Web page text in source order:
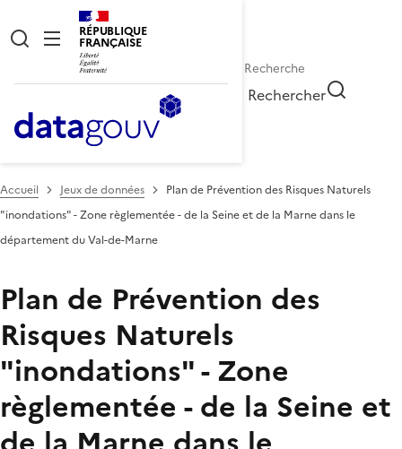
RÉPUBLIQUE
FRANÇAISE
Rechercher
Accueil Jeux de données
Plan de Prévention des Risques Naturels
"inondations" - Zone règlementée - de la Seine et de la Marne dans le
département du Val-de-Marne
Plan de Prévention des
Risques Naturels
"inondations" - Zone
règlementée - de la Seine et